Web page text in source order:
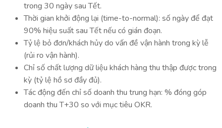
trong 30 ngày sau Tết.
Thời gian khởi động lại (time-to-normal): số ngày để đạt
90% hiệu suất sau Tết nếu có gián đoạn.
Tỷ lệ bỏ đơn/khách hủy do vấn đề vận hành trong kỳ lễ
(rủi ro vận hành).
Chỉ số chất lượng dữ liệu khách hàng thu thập được trong
kỳ (tỷ lệ hồ sơ đầy đủ).
Tác động đến chỉ số doanh thu trung hạn: % đóng góp
doanh thu T+30 so với mục tiêu OKR.